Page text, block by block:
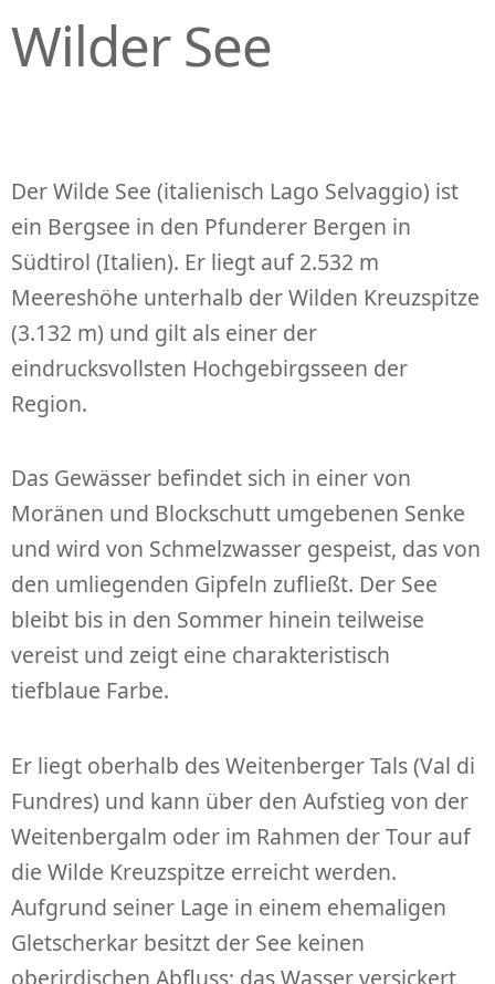
Wilder See
Der Wilde See (italienisch Lago Selvaggio) ist
ein Bergsee in den Pfunderer Bergen in
Südtirol (Italien). Er liegt auf 2.532 m
Meereshöhe unterhalb der Wilden Kreuzspitze
(3.132 m) und gilt als einer der
eindrucksvollsten Hochgebirgsseen der
Region.
Das Gewässer befindet sich in einer von
Moränen und Blockschutt umgebenen Senke
und wird von Schmelzwasser gespeist, das von
den umliegenden Gipfeln zufließt. Der See
bleibt bis in den Sommer hinein teilweise
vereist und zeigt eine charakteristisch
tiefblaue Farbe.
Er liegt oberhalb des Weitenberger Tals (Val di
Fundres) und kann über den Aufstieg von der
Weitenbergalm oder im Rahmen der Tour auf
die Wilde Kreuzspitze erreicht werden.
Aufgrund seiner Lage in einem ehemaligen
Gletscherkar besitzt der See keinen
oberirdischen Abfluss; das Wasser versickert